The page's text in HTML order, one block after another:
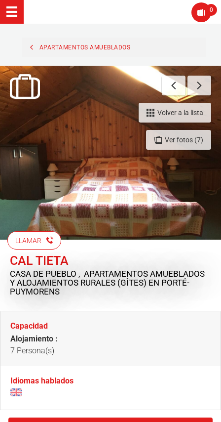
0
APARTAMENTOS AMUEBLADOS
Ver fotos (7)
Volver a la lista
LLAMAR
CAL TIETA
CASA DE PUEBLO , APARTAMENTOS AMUEBLADOS
Y ALOJAMIENTOS RURALES (GÎTES) EN PORTÉ-
PUYMORENS
Capacidad
Alojamiento :
7 Persona(s)
Idiomas hablados